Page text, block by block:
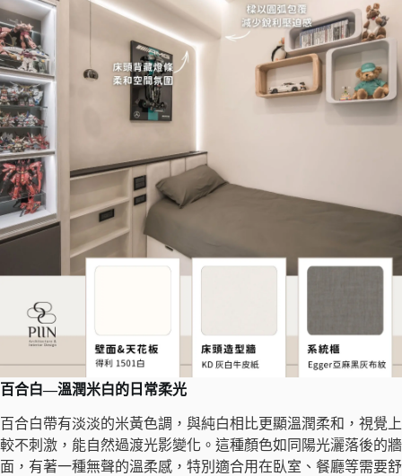
百合白—溫潤米白的日常柔光
百合白帶有淡淡的米黃色調，與純白相比更顯溫潤柔和，視覺上
較不刺激，能自然過渡光影變化。這種顏色如同陽光灑落後的牆
面，有著一種無聲的溫柔感，特別適合用在臥室、餐廳等需要舒